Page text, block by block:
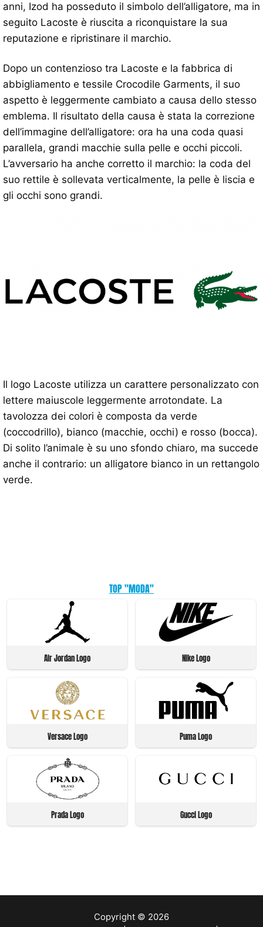
anni, Izod ha posseduto il simbolo dell’alligatore, ma in
seguito Lacoste è riuscita a riconquistare la sua
reputazione e ripristinare il marchio.
Dopo un contenzioso tra Lacoste e la fabbrica di
abbigliamento e tessile Crocodile Garments, il suo
aspetto è leggermente cambiato a causa dello stesso
emblema. Il risultato della causa è stata la correzione
dell’immagine dell’alligatore: ora ha una coda quasi
parallela, grandi macchie sulla pelle e occhi piccoli.
L’avversario ha anche corretto il marchio: la coda del
suo rettile è sollevata verticalmente, la pelle è liscia e
gli occhi sono grandi.
Il logo Lacoste utilizza un carattere personalizzato con
lettere maiuscole leggermente arrotondate. La
tavolozza dei colori è composta da verde
(coccodrillo), bianco (macchie, occhi) e rosso (bocca).
Di solito l’animale è su uno sfondo chiaro, ma succede
anche il contrario: un alligatore bianco in un rettangolo
verde.
TOP "MODA"
Air Jordan Logo Nike Logo
Versace Logo Puma Logo
Prada Logo Gucci Logo
Copyright © 2026